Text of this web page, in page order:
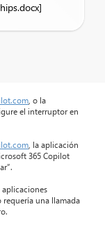
, o la
el interruptor en
, la aplicación
365 Copilot
aplicaciones
una llamada